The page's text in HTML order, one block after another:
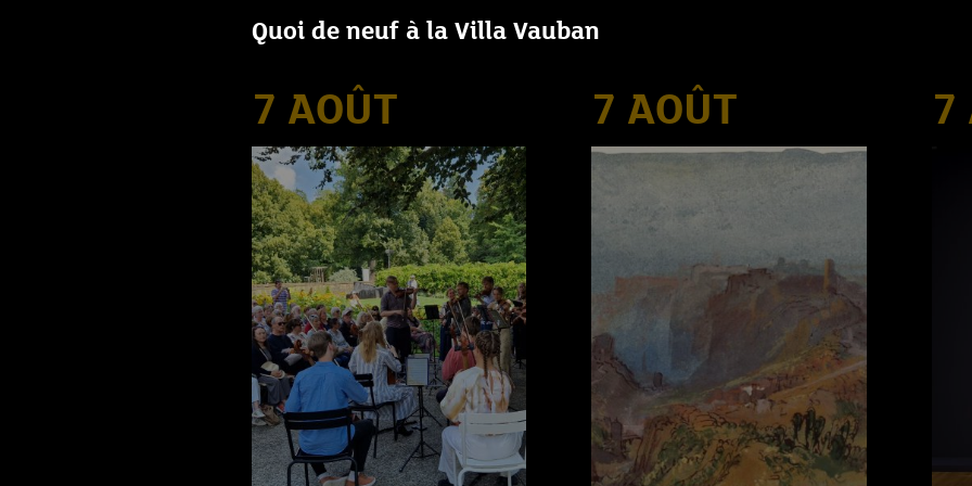
Quoi de neuf à la Villa Vauban
7 AOÛT 7 AOÛT 7